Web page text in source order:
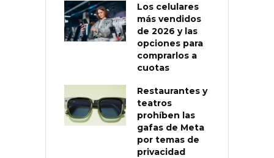
Los celulares
más vendidos
de 2026 y las
opciones para
comprarlos a
cuotas
Restaurantes y
teatros
prohíben las
gafas de Meta
por temas de
privacidad